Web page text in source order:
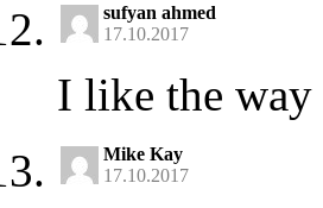
sufyan ahmed
17.10.2017
I like the way
Mike Kay
17.10.2017